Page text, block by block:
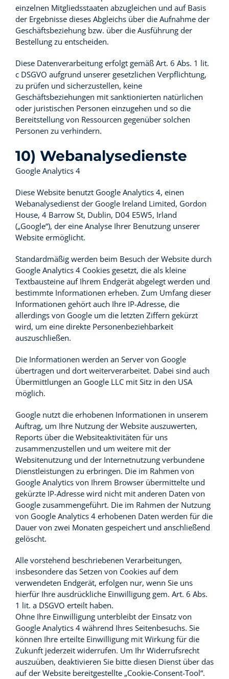
einzelnen Mitgliedsstaaten abzugleichen und auf Basis
der Ergebnisse dieses Abgleichs über die Aufnahme der
Geschäftsbeziehung bzw. über die Ausführung der
Bestellung zu entscheiden.
Diese Datenverarbeitung erfolgt gemäß Art. 6 Abs. 1 lit.
c DSGVO aufgrund unserer gesetzlichen Verpflichtung,
zu prüfen und sicherzustellen, keine
Geschäftsbeziehungen mit sanktionierten natürlichen
oder juristischen Personen einzugehen und so die
Bereitstellung von Ressourcen gegenüber solchen
Personen zu verhindern.
10) Webanalysedienste
Google Analytics 4
Diese Website benutzt Google Analytics 4, einen
Webanalysedienst der Google Ireland Limited, Gordon
House, 4 Barrow St, Dublin, D04 E5W5, Irland
(„Google“), der eine Analyse Ihrer Benutzung unserer
Website ermöglicht.
Standardmäßig werden beim Besuch der Website durch
Google Analytics 4 Cookies gesetzt, die als kleine
Textbausteine auf Ihrem Endgerät abgelegt werden und
bestimmte Informationen erheben. Zum Umfang dieser
Informationen gehört auch Ihre IP-Adresse, die
allerdings von Google um die letzten Ziffern gekürzt
wird, um eine direkte Personenbeziehbarkeit
auszuschließen.
Die Informationen werden an Server von Google
übertragen und dort weiterverarbeitet. Dabei sind auch
Übermittlungen an Google LLC mit Sitz in den USA
möglich.
Google nutzt die erhobenen Informationen in unserem
Auftrag, um Ihre Nutzung der Website auszuwerten,
Reports über die Websiteaktivitäten für uns
zusammenzustellen und um weitere mit der
Websitenutzung und der Internetnutzung verbundene
Dienstleistungen zu erbringen. Die im Rahmen von
Google Analytics von Ihrem Browser übermittelte und
gekürzte IP-Adresse wird nicht mit anderen Daten von
Google zusammengeführt. Die im Rahmen der Nutzung
von Google Analytics 4 erhobenen Daten werden für die
Dauer von zwei Monaten gespeichert und anschließend
gelöscht.
Alle vorstehend beschriebenen Verarbeitungen,
insbesondere das Setzen von Cookies auf dem
verwendeten Endgerät, erfolgen nur, wenn Sie uns
hierfür Ihre ausdrückliche Einwilligung gem. Art. 6 Abs.
1 lit. a DSGVO erteilt haben.
Ohne Ihre Einwilligung unterbleibt der Einsatz von
Google Analytics 4 während Ihres Seitenbesuchs. Sie
können Ihre erteilte Einwilligung mit Wirkung für die
Zukunft jederzeit widerrufen. Um Ihr Widerrufsrecht
auszuüben, deaktivieren Sie bitte diesen Dienst über das
auf der Website bereitgestellte „Cookie-Consent-Tool“.